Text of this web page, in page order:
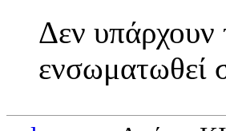
Δεν υπάρχουν
ενσωματωθεί